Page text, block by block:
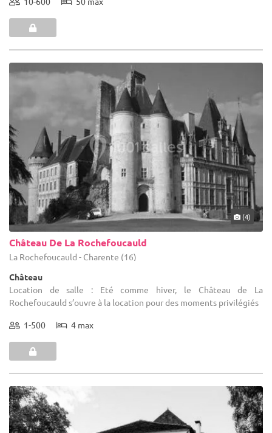
(4)
Château De La Rochefoucauld
La Rochefoucauld - Charente (16)
Château
Location de salle : Eté comme hiver, le Château de La
Rochefoucauld s’ouvre à la location pour des moments privilégiés
1-500 4 max